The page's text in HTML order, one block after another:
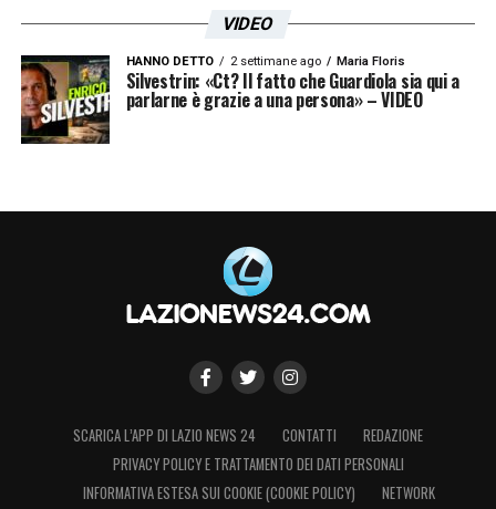
VIDEO
HANNO DETTO 2 settimane ago Maria Floris
Silvestrin: «Ct? Il fatto che Guardiola sia qui a
parlarne è grazie a una persona» – VIDEO
SCARICA L’APP DI LAZIO NEWS 24 CONTATTI
REDAZIONE
PRIVACY POLICY E TRATTAMENTO DEI DATI PERSONALI
INFORMATIVA ESTESA SUI COOKIE (COOKIE POLICY)
NETWORK